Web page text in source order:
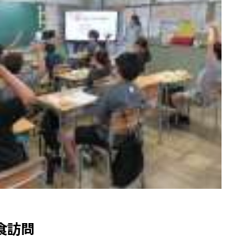
訪問